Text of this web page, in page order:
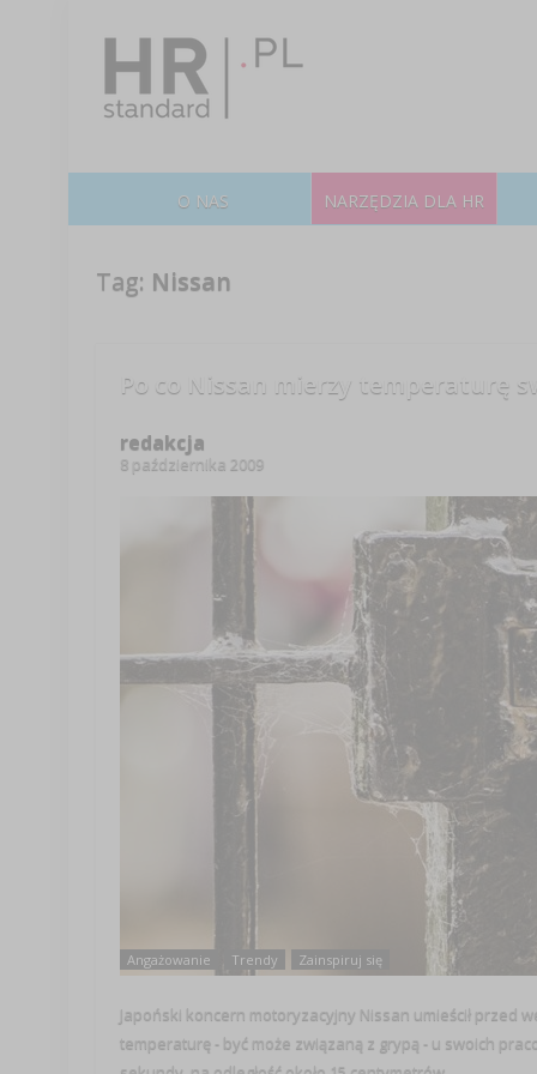
O NAS NARZĘDZIA DLA HR
Tag: Nissan
Po co Nissan mierzy temperaturę
redakcja
8 października 2009
Angażowanie Trendy Zainspiruj się
Japoński koncern motoryzacyjny Nissan umieścił przed
temperaturę - być może związaną z grypą - u swoich